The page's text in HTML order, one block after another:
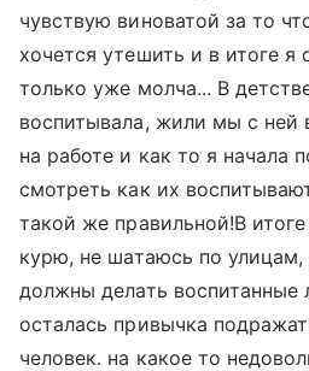
чувствую виноватой за то
хочется утешить и в итоге я
только уже молча... В
воспитывала, жили мы с ней
на работе и как то я начала
смотреть как их
такой же правильной!В
курю, не шатаюсь по улицам,
должны делать воспитанные
осталась привычка
человек. на какое то